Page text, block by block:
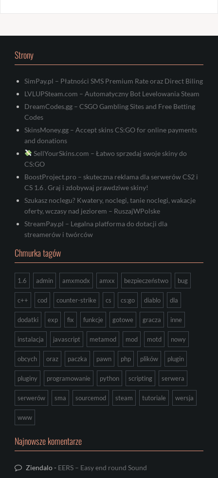
Strony
SimPay.pl – Płatności SMS Premium Rate oraz Direct Biling
LVLUPSteam.com – Automatyczny Bot Levelowania Steam
DreamCodes.gg – CSGO Gambling Sites and Free Betting
Codes
SkinsMoney.gg – Accept skins CS:GO for online payments
and donations
SellYourSkins.com – Łatwo sprzedaj swoje skiny do
CS:GO
BoostProject.pro – skuteczna reklama dla serwerów CS2 i
CS 1.6 . Graj i zdobywaj prawdziwe skiny!
Szukasz noclegu? Kwatery, noclegi, tanie noclegi, wakacje
oferty, wczasy nad jeziorem – RuszajWPolske
StreamPay.pl – Legalna platforma do dotacji dla
streamerów i twórców
Chmurka tagów
1.6 admin amxmodx amxx bezpieczeństwo bug
c++ cod counter-strike cs cs:go diablo dla
dodatki exp fix funkcje gotowe gracza inne
instalacja javascript metamod mod motd nowy
obcych oraz paczka pawn php plików plugin
pluginy programowanie python scripting serwera
serwerów sma sourcemod steam tutoriale wersja
www
Najnowsze komentarze
Ziendalo- EERS – Easy end round Sound